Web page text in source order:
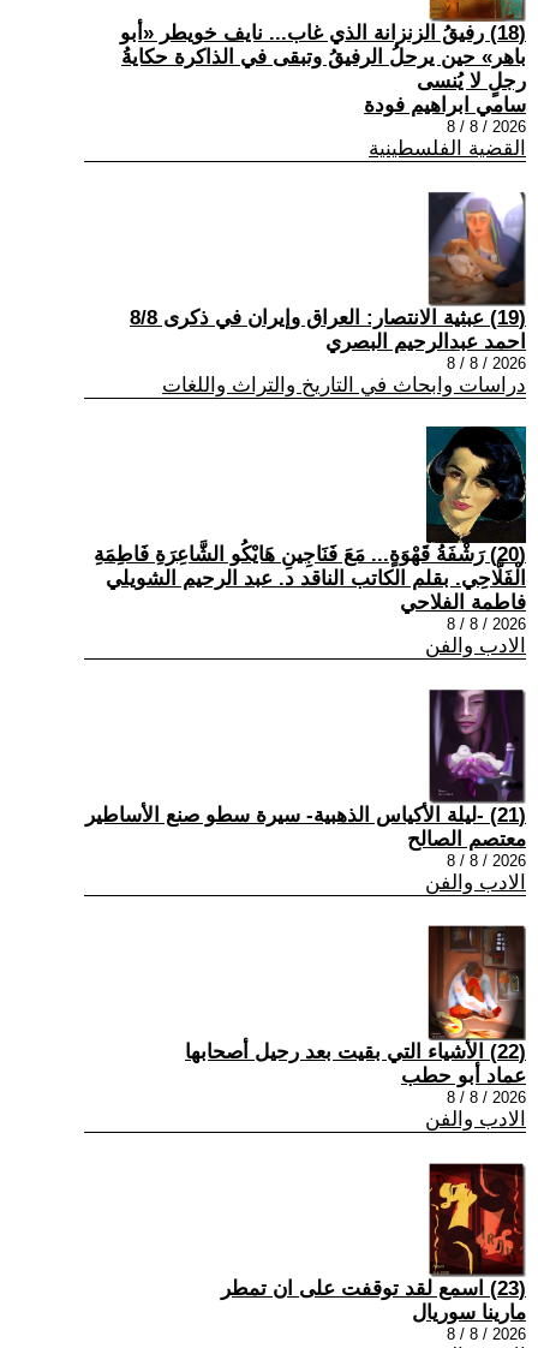
(18) رفيقُ الزنزانة الذي غاب... نايف خويطر «أبو
باهر» حين يرحلُ الرفيقُ وتبقى في الذاكرة حكايةُ
رجلٍ لا يُنسى
سامي ابراهيم فودة
2026 / 8 / 8
القضية الفلسطينية
(19) عبثية الانتصار: العراق وإيران في ذكرى 8/8
احمد عبدالرحيم البصري
2026 / 8 / 8
دراسات وابحاث في التاريخ والتراث واللغات
(20) رَشْفَةُ قَهْوَةٍ... مَعَ فَنَاجِينِ هَايْكُو الشَّاعِرَةِ فَاطِمَةِ
الْفَلَّاحِي. بقلم الكاتب الناقد د. عبد الرحيم الشويلي
فاطمة الفلاحي
2026 / 8 / 8
الادب والفن
(21) -ليلة الأكياس الذهبية- سيرة سطو صنع الأساطير
معتصم الصالح
2026 / 8 / 8
الادب والفن
(22) الأشياء التي بقيت بعد رحيل أصحابها
عماد أبو حطب
2026 / 8 / 8
الادب والفن
(23) اسمع لقد توقفت على ان تمطر
مارينا سوريال
2026 / 8 / 8